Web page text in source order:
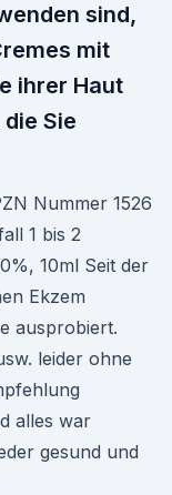
sind,
mit
ihrer Haut
Sie
Nummer 1526
1 bis 2
10ml Seit der
Ekzem
ausprobiert.
leider ohne
alles war
gesund und